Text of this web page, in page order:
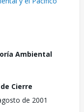
Ambiental
Cierre
de 2001